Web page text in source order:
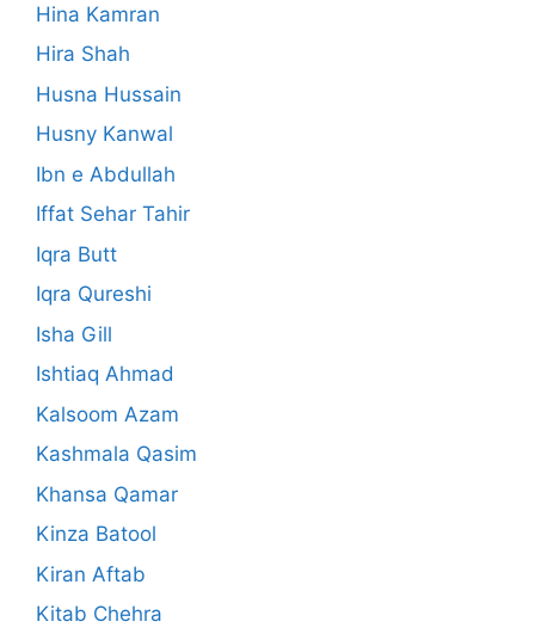
Hina Kamran
Hira Shah
Husna Hussain
Husny Kanwal
Ibn e Abdullah
Iffat Sehar Tahir
Iqra Butt
Iqra Qureshi
Isha Gill
Ishtiaq Ahmad
Kalsoom Azam
Kashmala Qasim
Khansa Qamar
Kinza Batool
Kiran Aftab
Kitab Chehra